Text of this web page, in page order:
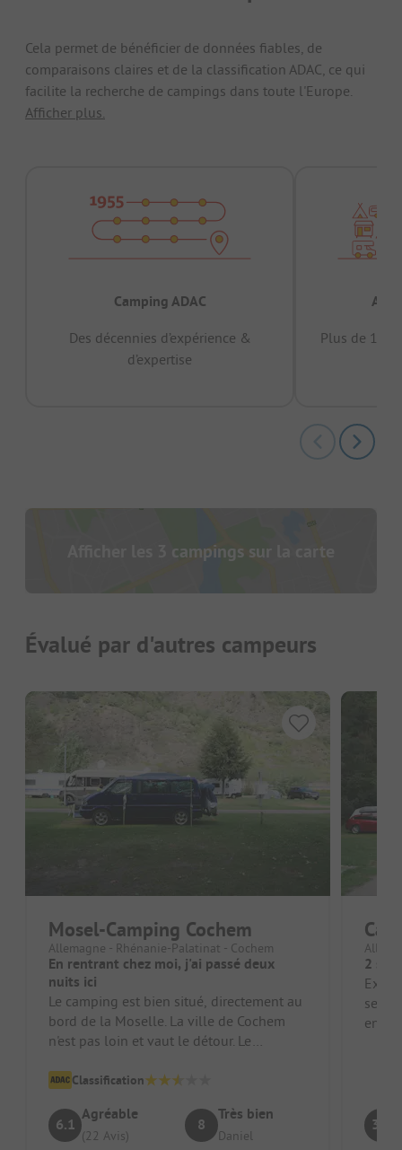
Cela permet de bénéficier de données fiables, de
comparaisons claires et de la classification ADAC, ce qui
facilite la recherche de campings dans toute l'Europe.
Afficher plus.
Camping ADAC
Des décennies d’expérience &
d’expertise
Plus de 15
Afficher les 3 campings sur la carte
Évalué par d'autres campeurs
Mosel-Camping Cochem
Allemagne - Rhénanie-Palatinat - Cochem
En rentrant chez moi, j'ai passé deux
nuits ici
Le camping est bien situé, directement au
bord de la Moselle. La ville de Cochem
n'est pas loin et vaut le détour. Le
Classification
6.1
Agréable
(22 Avis)
8
Très bien
Daniel
2
3.8